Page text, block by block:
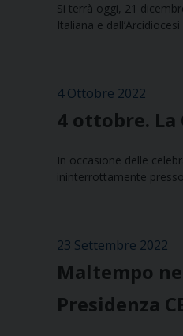
Si terrà oggi, 21
Italiana e
4 Ottobre 2022
4 ottobre. La
In occasione delle
ininterrottamente
23 Settembre 2022
Maltempo
Presidenza